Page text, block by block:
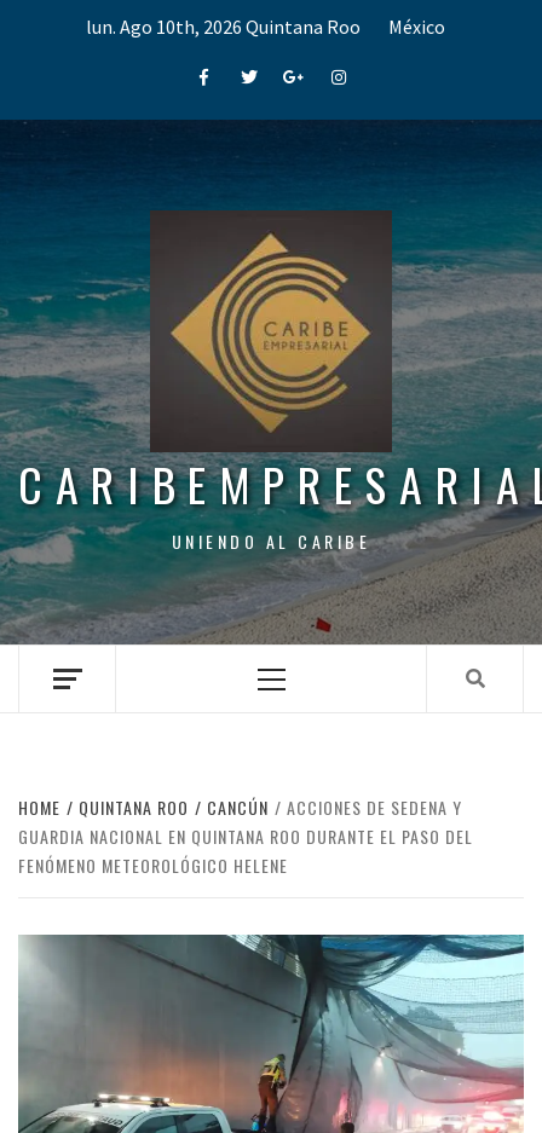
lun. Ago 10th, 2026 Quintana Roo México
FacebookTwitterGoogle+Instagram
UNIENDO AL CARIBE
Menu
HOME QUINTANA ROO CANCÚN
ACCIONES DE SEDENA Y
GUARDIA NACIONAL EN QUINTANA ROO DURANTE EL PASO DEL
FENÓMENO METEOROLÓGICO HELENE